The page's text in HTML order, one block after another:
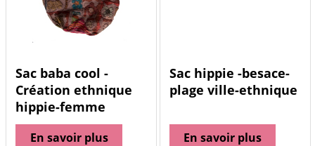
Sac baba cool -
Création ethnique
hippie-femme
En savoir plus
Sac hippie -besace-
plage ville-ethnique
En savoir plus